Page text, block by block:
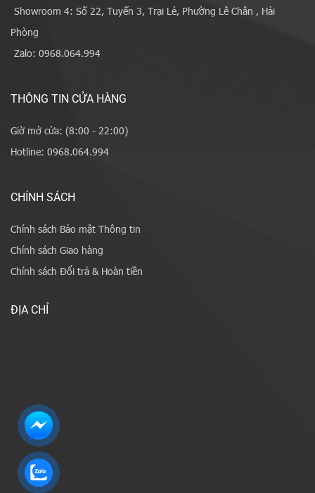
Showroom 4: Số 22, Tuyến 3, Trại Lẻ, Phường Lê Chân , Hải
Phòng
Zalo: 0968.064.994
THÔNG TIN CỬA HÀNG
Giờ mở cửa: (8:00 - 22:00)
Hotline: 0968.064.994
CHÍNH SÁCH
Chính sách Bảo mật Thông tin
Chính sách Giao hàng
Chính sách Đổi trả & Hoàn tiền
ĐỊA CHỈ